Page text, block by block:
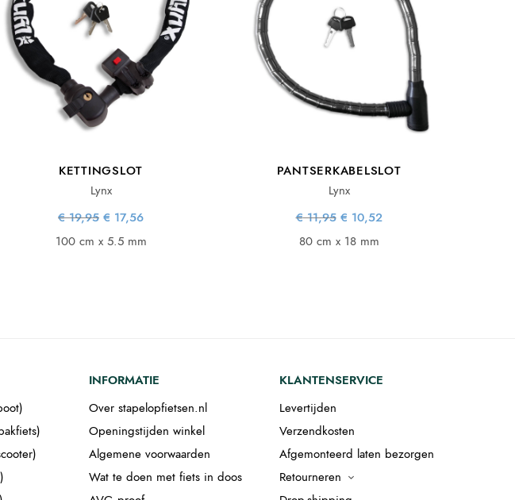
KETTINGSLOT
Lynx
€19,95 Oorspronkelijke
prijs was:
€ 19,95.
€ 17,56
€ 17,56.
100 cm x 5.5 mm
PANTSERKABELSLOT
Lynx
€11,95 Oorspronkelijke
prijs was:
€ 11,95.
€ 10,52
80 cm x 18 mm
INFORMATIE
Over stapelopfietsen.nl
Openingstijden winkel
Algemene voorwaarden
Wat te doen met fiets in doos
KLANTENSERVICE
Levertijden
Verzendkosten
Afgemonteerd laten bezorgen
Retourneren